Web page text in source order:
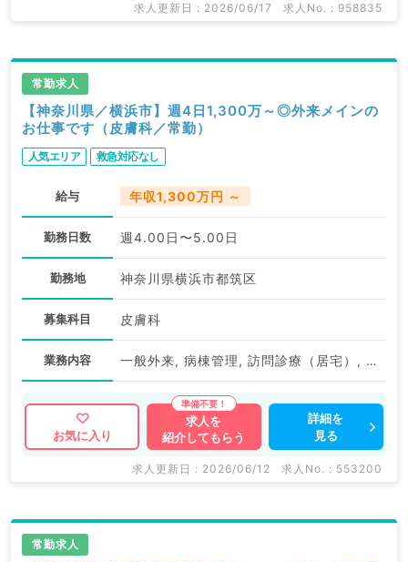
求人更新日 : 2026/06/17 求人No. : 958835
常勤求人
【神奈川県／横浜市】週4日1,300万～◎外来メインの
お仕事です（皮膚科／常勤）
人気エリア 救急対応なし
給与 年収1,300万円 ～
勤務日数 週4.00日〜5.00日
勤務地 神奈川県横浜市都筑区
募集科目 皮膚科
業務内容 一般外来, 病棟管理, 訪問診療（居宅）, 訪問診療（施設）
お気に入り
求人を
紹介してもらう
詳細を
見る
求人更新日 : 2026/06/12 求人No. : 553200
常勤求人